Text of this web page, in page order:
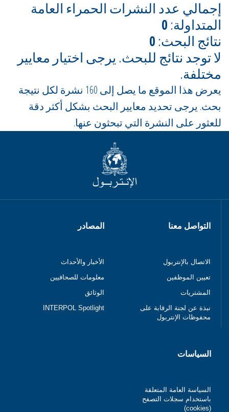
إجمالي عدد النشرات الحمراء العامة
المتداولة: 0
نتائج البحث: 0
لا توجد نتائج للبحث. يرجى اختيار معايير
مختلفة.
يعرض هذا الموقع ما يصل إلى 160 نشرة لكل نتيجة
بحث. يرجى تحديد معايير البحث بشكل أكثر دقة
للعثور على النشرة التي تبحثون عنها.
التواصل معنا
الاتصال بالإنتربول
تعيين الموظفين
المشتريات
نبذة عن لجنة الرقابة على
محفوظات الإنتربول
المصادر
الأخبار والأحداث
معلومات للصحافيين
الوثائق
INTERPOL Spotlight
السياسات
السياسة العامة المتعلقة
باستخدام سجلات التصفح
(cookies)